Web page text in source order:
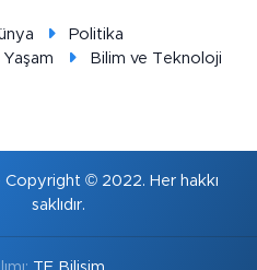
Politika
Yaşam
Bilim ve Teknoloji
© 2022. Her hakkı
saklıdır.